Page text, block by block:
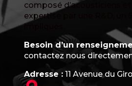
composé d’acousticiens
expertise par une R&D, un
impliqués.
Besoin d’un
contactez nous
Adresse :11 Avenue du